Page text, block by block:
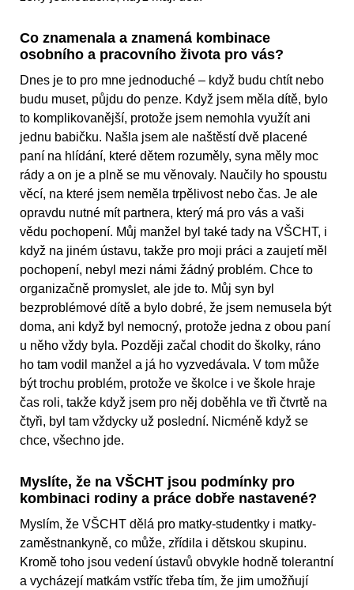
Co znamenala a znamená kombinace
osobního a pracovního života pro vás?
Dnes je to pro mne jednoduché – když budu chtít nebo
budu muset, půjdu do penze. Když jsem měla dítě, bylo
to komplikovanější, protože jsem nemohla využít ani
jednu babičku. Našla jsem ale naštěstí dvě placené
paní na hlídání, které dětem rozuměly, syna měly moc
rády a on je a plně se mu věnovaly. Naučily ho spoustu
věcí, na které jsem neměla trpělivost nebo čas. Je ale
opravdu nutné mít partnera, který má pro vás a vaši
vědu pochopení. Můj manžel byl také tady na VŠCHT, i
když na jiném ústavu, takže pro moji práci a zaujetí měl
pochopení, nebyl mezi námi žádný problém. Chce to
organizačně promyslet, ale jde to. Můj syn byl
bezproblémové dítě a bylo dobré, že jsem nemusela být
doma, ani když byl nemocný, protože jedna z obou paní
u něho vždy byla. Později začal chodit do školky, ráno
ho tam vodil manžel a já ho vyzvedávala. V tom může
být trochu problém, protože ve školce i ve škole hraje
čas roli, takže když jsem pro něj doběhla ve tři čtvrtě na
čtyři, byl tam vždycky už poslední. Nicméně když se
chce, všechno jde.
Myslíte, že na VŠCHT jsou podmínky pro
kombinaci rodiny a práce dobře nastavené?
Myslím, že VŠCHT dělá pro matky-studentky i matky-
zaměstnankyně, co může, zřídila i dětskou skupinu.
Kromě toho jsou vedení ústavů obvykle hodně tolerantní
a vycházejí matkám vstříc třeba tím, že jim umožňují